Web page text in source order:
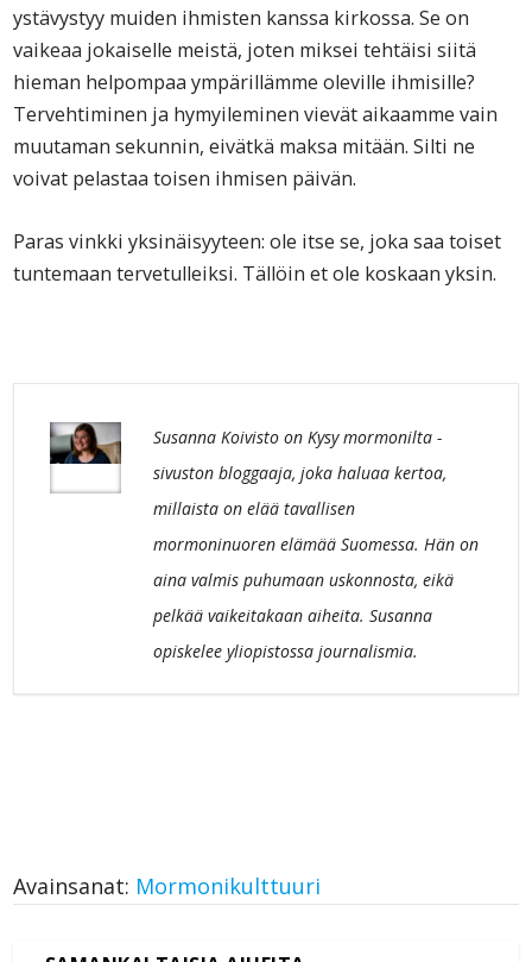
ystävystyy muiden ihmisten kanssa kirkossa. Se on
vaikeaa jokaiselle meistä, joten miksei tehtäisi siitä
hieman helpompaa ympärillämme oleville ihmisille?
Tervehtiminen ja hymyileminen vievät aikaamme vain
muutaman sekunnin, eivätkä maksa mitään. Silti ne
voivat pelastaa toisen ihmisen päivän.
Paras vinkki yksinäisyyteen: ole itse se, joka saa toiset
tuntemaan tervetulleiksi. Tällöin et ole koskaan yksin.
Susanna Koivisto on Kysy mormonilta -
sivuston bloggaaja, joka haluaa kertoa,
millaista on elää tavallisen
mormoninuoren elämää Suomessa. Hän on
aina valmis puhumaan uskonnosta, eikä
pelkää vaikeitakaan aiheita. Susanna
opiskelee yliopistossa journalismia.
Avainsanat: Mormonikulttuuri